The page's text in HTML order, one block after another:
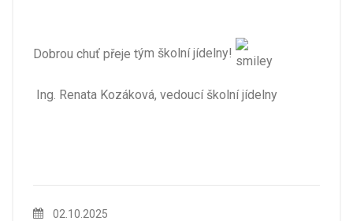
Dobrou chuť přeje tým školní jídelny!
Ing. Renata Kozáková, vedoucí školní jídelny
02.10.2025